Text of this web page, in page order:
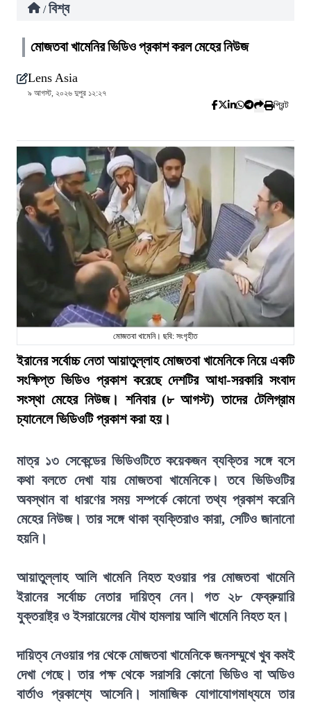
/ বিশ্ব
মোজতবা খামেনির ভিডিও প্রকাশ করল মেহের নিউজ
Lens Asia
৯ আগস্ট, ২০২৬ দুপুর ১২:২৭
প্রিন্ট
মোজতবা খামেনি। ছবি: সংগৃহীত
ইরানের সর্বোচ্চ নেতা আয়াতুল্লাহ মোজতবা খামেনিকে নিয়ে একটি
সংক্ষিপ্ত ভিডিও প্রকাশ করেছে দেশটির আধা-সরকারি সংবাদ
সংস্থা মেহের নিউজ। শনিবার (৮ আগস্ট) তাদের টেলিগ্রাম
চ্যানেলে ভিডিওটি প্রকাশ করা হয়।
মাত্র ১৩ সেকেন্ডের ভিডিওটিতে কয়েকজন ব্যক্তির সঙ্গে বসে
কথা বলতে দেখা যায় মোজতবা খামেনিকে। তবে ভিডিওটির
অবস্থান বা ধারণের সময় সম্পর্কে কোনো তথ্য প্রকাশ করেনি
মেহের নিউজ। তার সঙ্গে থাকা ব্যক্তিরাও কারা, সেটিও জানানো
হয়নি।
আয়াতুল্লাহ আলি খামেনি নিহত হওয়ার পর মোজতবা খামেনি
ইরানের সর্বোচ্চ নেতার দায়িত্ব নেন। গত ২৮ ফেব্রুয়ারি
যুক্তরাষ্ট্র ও ইসরায়েলের যৌথ হামলায় আলি খামেনি নিহত হন।
দায়িত্ব নেওয়ার পর থেকে মোজতবা খামেনিকে জনসম্মুখে খুব কমই
দেখা গেছে। তার পক্ষ থেকে সরাসরি কোনো ভিডিও বা অডিও
বার্তাও প্রকাশ্যে আসেনি। সামাজিক যোগাযোগমাধ্যমে তার